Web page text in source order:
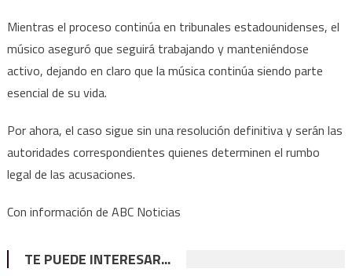
Mientras el proceso continúa en tribunales estadounidenses, el
músico aseguró que seguirá trabajando y manteniéndose
activo, dejando en claro que la música continúa siendo parte
esencial de su vida.
Por ahora, el caso sigue sin una resolución definitiva y serán las
autoridades correspondientes quienes determinen el rumbo
legal de las acusaciones.
Con información de ABC Noticias
TE PUEDE INTERESAR...